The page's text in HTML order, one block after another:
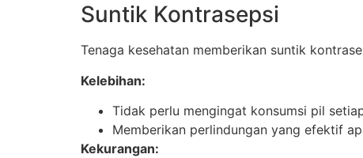
Suntik Kontrasepsi
Tenaga kesehatan memberikan suntik
Kelebihan:
Tidak perlu mengingat konsumsi pil
Memberikan perlindungan yang efektif
Kekurangan: